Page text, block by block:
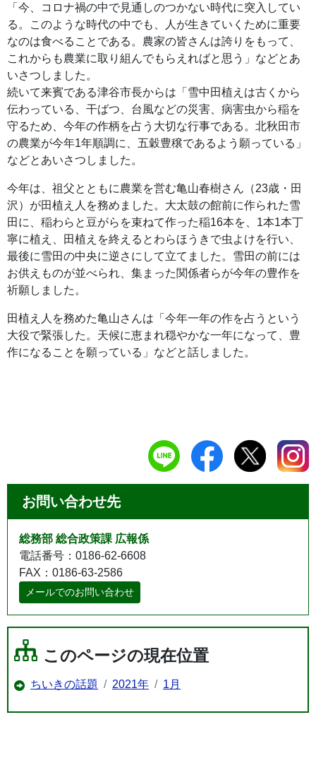
「今、コロナ禍の中で見通しのつかない時代に突入してい
る。このような時代の中でも、人が生きていくために重要
なのは食べることである。農家の皆さんは誇りをもって、
これからも農業に取り組んでもらえればと思う」などとあ
いさつしました。
続いて来賓である津谷市長からは「雪中田植えは古くから
伝わっている、干ばつ、台風などの災害、病害虫から稲を
守るため、今年の作柄を占う大切な行事である。北秋田市
の農業が今年1年順調に、五穀豊穣であるよう願っている」
などとあいさつしました。
今年は、祖父とともに農業を営む亀山春樹さん（23歳・田
沢）が田植え人を務めました。大太鼓の館前に作られた雪
田に、稲わらと豆がらを束ねて作った稲16本を、1本1本丁
寧に植え、田植えを終えるとわらほうきで虫よけを行い、
最後に雪田の中央に逆さにして立てました。雪田の前には
お供えものが並べられ、集まった関係者らが今年の豊作を
祈願しました。
田植え人を務めた亀山さんは「今年一年の作を占うという
大役で緊張した。天候に恵まれ穏やかな一年になって、豊
作になることを願っている」などと話しました。
お問い合わせ先
総務部 総合政策課 広報係
電話番号：0186-62-6608
FAX：0186-63-2586
メールでのお問い合わせ
このページの現在位置
ちいきの話題 2021年 1月